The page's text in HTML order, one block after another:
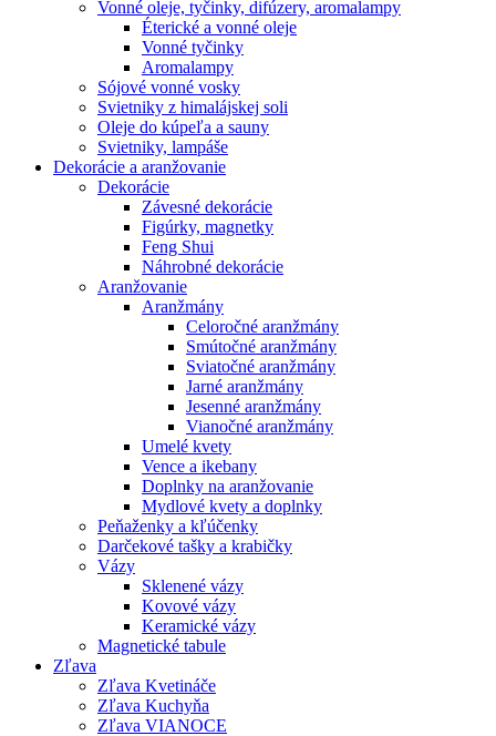
Vonné oleje, tyčinky, difúzery, aromalampy
Éterické a vonné oleje
Vonné tyčinky
Aromalampy
Sójové vonné vosky
Svietniky z himalájskej soli
Oleje do kúpeľa a sauny
Svietniky, lampáše
Dekorácie a aranžovanie
Dekorácie
Závesné dekorácie
Figúrky, magnetky
Feng Shui
Náhrobné dekorácie
Aranžovanie
Aranžmány
Celoročné aranžmány
Smútočné aranžmány
Sviatočné aranžmány
Jarné aranžmány
Jesenné aranžmány
Vianočné aranžmány
Umelé kvety
Vence a ikebany
Doplnky na aranžovanie
Mydlové kvety a doplnky
Peňaženky a kľúčenky
Darčekové tašky a krabičky
Vázy
Sklenené vázy
Kovové vázy
Keramické vázy
Magnetické tabule
Zľava
Zľava Kvetináče
Zľava Kuchyňa
Zľava VIANOCE